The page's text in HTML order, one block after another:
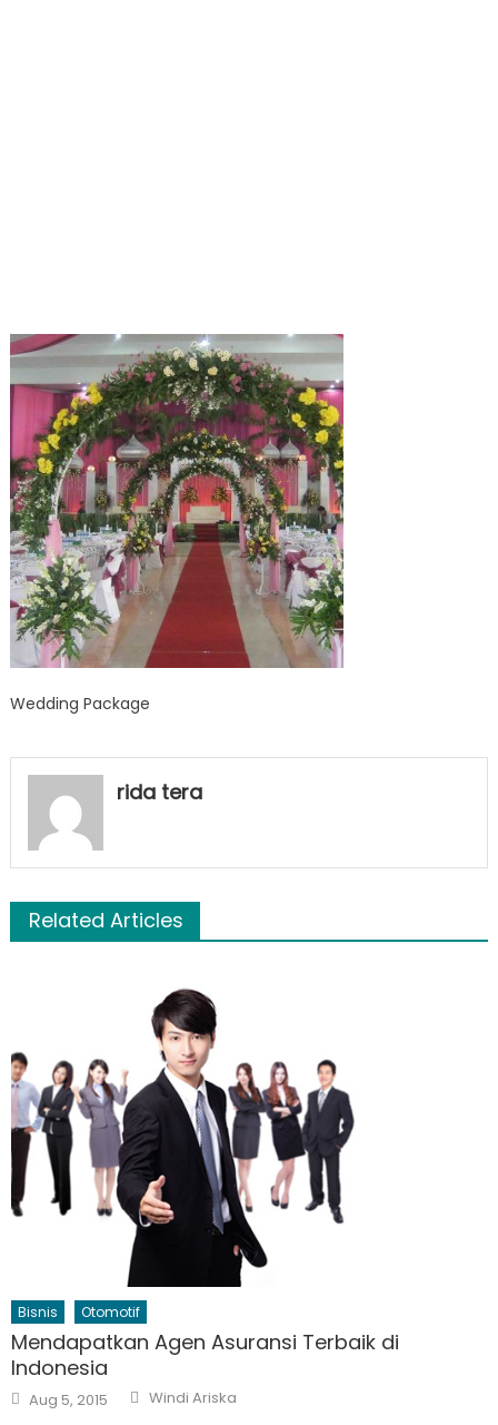
Wedding Package
rida tera
Related Articles
Bisnis Otomotif
Mendapatkan Agen Asuransi Terbaik di
Indonesia
Posted
on
Aug 5, 2015 Author
Windi Ariska